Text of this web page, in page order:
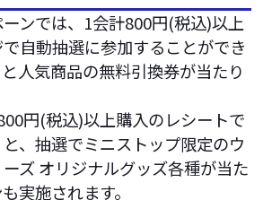
ンでは、1会計800円(税込)以上
自動抽選に参加することができ
人気商品の無料引換券が当たり
円(税込)以上購入のレシートで
、抽選でミニストップ限定のウ
ズ オリジナルグッズ各種が当た
実施されます。